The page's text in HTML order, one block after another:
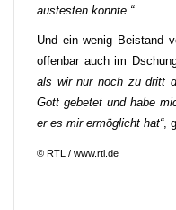
austesten konnte.“
Und ein wenig Beistand
offenbar auch im
als wir nur noch zu dritt
Gott gebetet und habe
er es mir ermöglicht hat“,
© RTL / www.rtl.de